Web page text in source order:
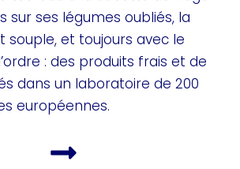
sur ses légumes oubliés, la
souple, et toujours avec le
: des produits frais et de
dans un laboratoire de 200
européennes.